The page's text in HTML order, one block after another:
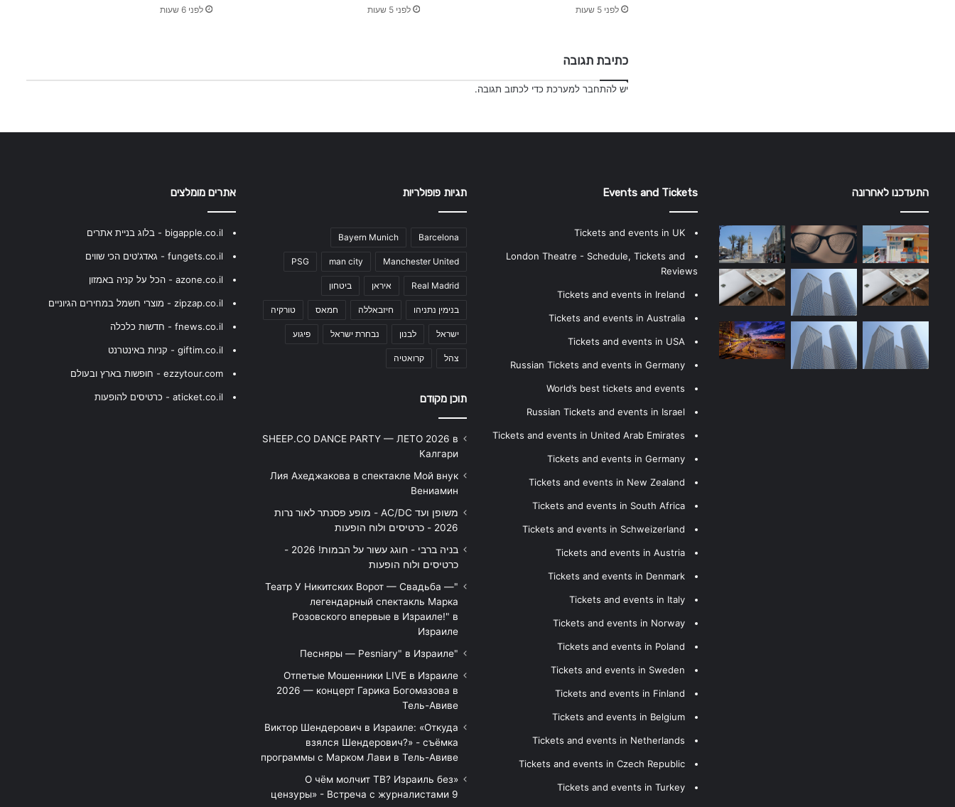
לפני 5 שעות לפני 5 שעות לפני 6 שעות
כתיבת תגובה
ישלהתחבר למערכת כדי לכתוב תגובה.
התעדכנו לאחרונה Events and Tickets
Tickets and events in UK
London Theatre - Schedule, Tickets and
Reviews
Tickets and events in Ireland
Tickets and events in Australia
Tickets and events in USA
Russian Tickets and events in Germany
World’s best tickets and events
Russian Tickets and events in Israel
Tickets and events in United Arab Emirates
Tickets and events in Germany
Tickets and events in New Zealand
Tickets and events in South Africa
Tickets and events in Schweizerland
Tickets and events in Austria
Tickets and events in Denmark
Tickets and events in Italy
Tickets and events in Norway
Tickets and events in Poland
Tickets and events in Sweden
Tickets and events in Finland
Tickets and events in Belgium
Tickets and events in Netherlands
Tickets and events in Czech Republic
Tickets and events in Turkey
תגיות פופולריות
Barcelona
Bayern Munich
Manchester United
man city
PSG
Real Madrid איראן ביטחון
בנימין נתניהו חיזבאללה חמאס טורקיה
ישראל לבנון נבחרת ישראל פיגוע
צהל קרואטיה
תוכן מקודם
SHEEP.CO DANCE PARTY — ЛЕТО 2026 в
Калгари
Лия Ахеджакова в спектакле Мой внук
Вениамин
משופן ועד AC/DC - מופע פסנתר לאור נרות
2026 - כרטיסים ולוח הופעות
בניה ברבי - חוגג עשור על הבמות! 2026 -
כרטיסים ולוח הופעות
"Театр У Никитских Ворот — Свадьба —
легендарный спектакль Марка
Розовского впервые в Израиле!" в
Израиле
"Песняры — Pesniary" в Израиле
Отпетые Мошенники LIVE в Израиле
2026 — концерт Гарика Богомазова в
Тель-Авиве
Виктор Шендерович в Израиле: «Откуда
взялся Шендерович?» - съёмка
программы с Марком Лави в Тель-Авиве
«О чём молчит ТВ? Израиль без
цензуры» - Встреча с журналистами 9
אתרים מומלצים
bigapple.co.il - בלוג בניית אתרים
fungets.co.il - גאדג'טים הכי שווים
azone.co.il - הכל על קניה באמזון
zipzap.co.il - מוצרי חשמל במחירים הגיוניים
fnews.co.il - חדשות כלכלה
giftim.co.il - קניות באינטרנט
ezzytour.com - חופשות בארץ ובעולם
aticket.co.il - כרטיסים להופעות